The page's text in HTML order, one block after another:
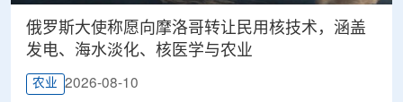
俄罗斯大使称愿向摩洛哥转让民用核技术，涵盖
发电、海水淡化、核医学与农业
农业 2026-08-10